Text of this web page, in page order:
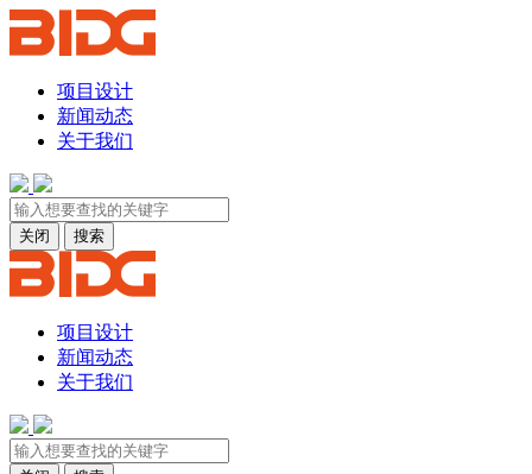
项目设计
新闻动态
关于我们
关闭 搜索
项目设计
新闻动态
关于我们